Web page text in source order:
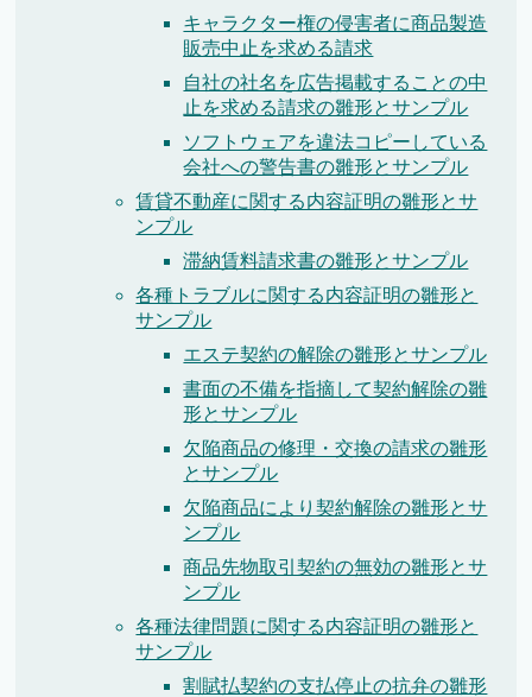
キャラクター権の侵害者に商品製造
販売中止を求める請求
自社の社名を広告掲載することの中
止を求める請求の雛形とサンプル
ソフトウェアを違法コピーしている
会社への警告書の雛形とサンプル
賃貸不動産に関する内容証明の雛形とサ
ンプル
滞納賃料請求書の雛形とサンプル
各種トラブルに関する内容証明の雛形と
サンプル
エステ契約の解除の雛形とサンプル
書面の不備を指摘して契約解除の雛
形とサンプル
欠陥商品の修理・交換の請求の雛形
とサンプル
欠陥商品により契約解除の雛形とサ
ンプル
商品先物取引契約の無効の雛形とサ
ンプル
各種法律問題に関する内容証明の雛形と
サンプル
割賦払契約の支払停止の抗弁の雛形